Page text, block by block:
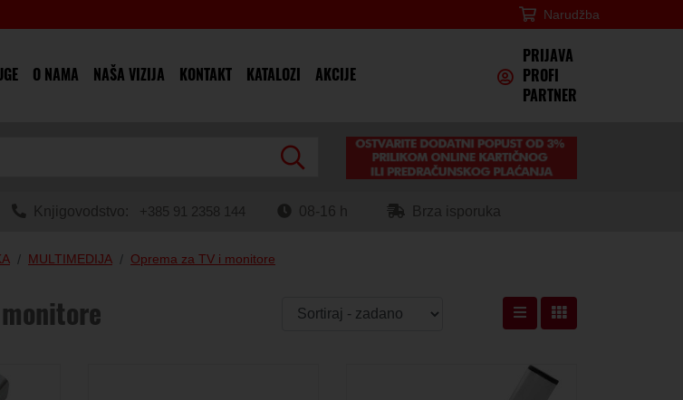
×
Narudžba
O NAMA NAŠA VIZIJA KONTAKT KATALOZI AKCIJE
PRIJAVA
PROFI
PARTNER
Knjigovodstvo: +385 91 2358 144 08-16 h Brza isporuka
MULTIMEDIJA Oprema za TV i monitore